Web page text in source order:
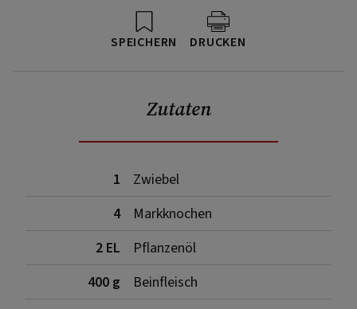
SPEICHERN DRUCKEN
Zutaten
1
Zwiebel
4
Markknochen
2 EL
Pflanzenöl
400 g
Beinfleisch